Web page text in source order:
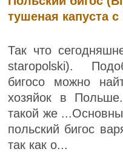
тушеная капуста
Так что
staropolski).
бигосо можно
хозяйок в
такой же
польский бигос
так как о...